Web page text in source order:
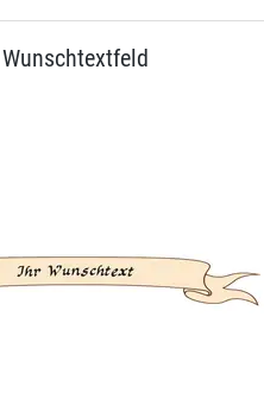
Wunschtextfeld